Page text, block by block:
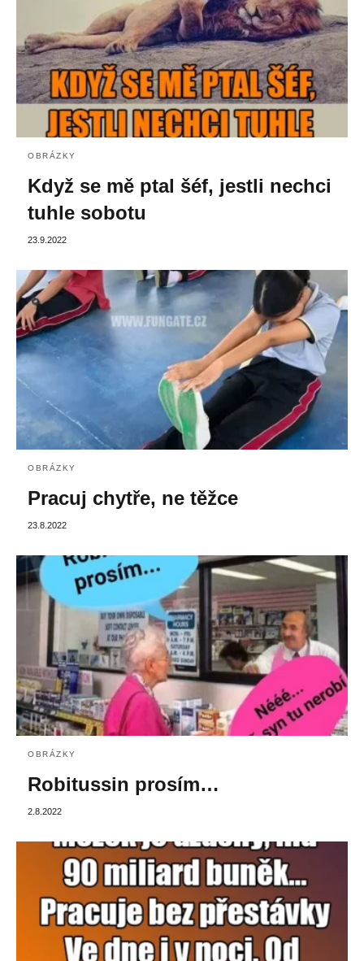
OBRÁZKY
Když se mě ptal šéf, jestli nechci
tuhle sobotu
23.9.2022
OBRÁZKY
Pracuj chytře, ne těžce
23.8.2022
OBRÁZKY
Robitussin prosím…
2.8.2022